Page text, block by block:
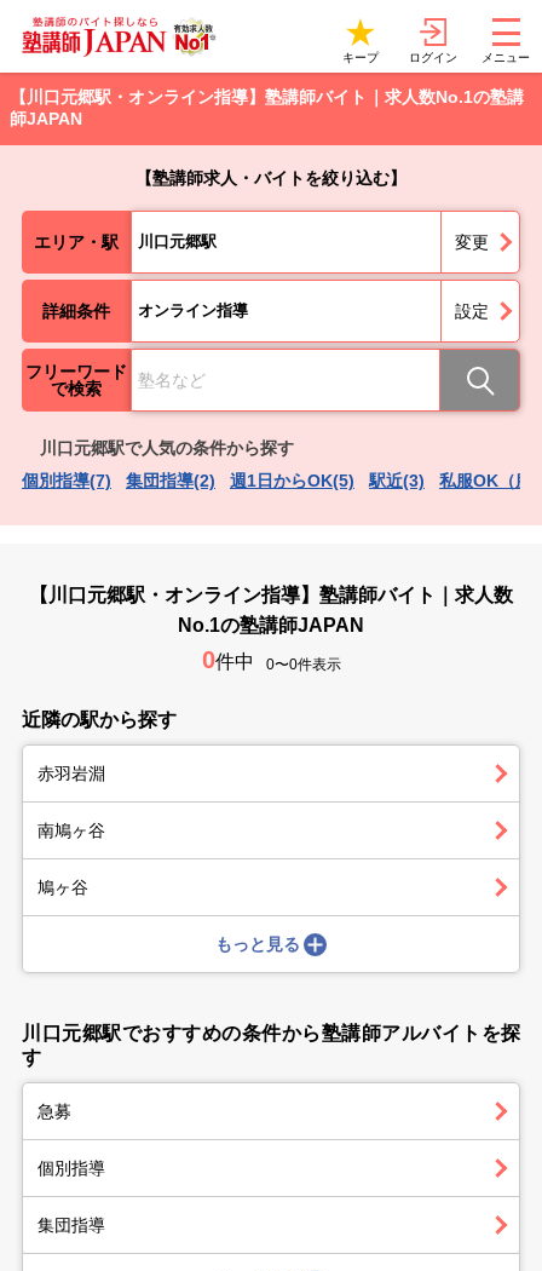
キープ ログイン メニュー
【川口元郷駅・オンライン指導】塾講師バイト｜求人数No.1の塾講
師JAPAN
【塾講師求人・バイトを絞り込む】
エリア・駅 川口元郷駅 変更
詳細条件 オンライン指導 設定
フリーワード
で検索
川口元郷駅で人気の条件から探す
個別指導(7)
集団指導(2) 週1日からOK(5) 駅近(3) 私服OK（服
【川口元郷駅・オンライン指導】塾講師バイト｜求人数
No.1の塾講師JAPAN
0件中 0〜0件表示
近隣の駅から探す
赤羽岩淵
南鳩ヶ谷
鳩ヶ谷
もっと見る
川口元郷駅でおすすめの条件から塾講師アルバイトを探
す
急募
個別指導
集団指導